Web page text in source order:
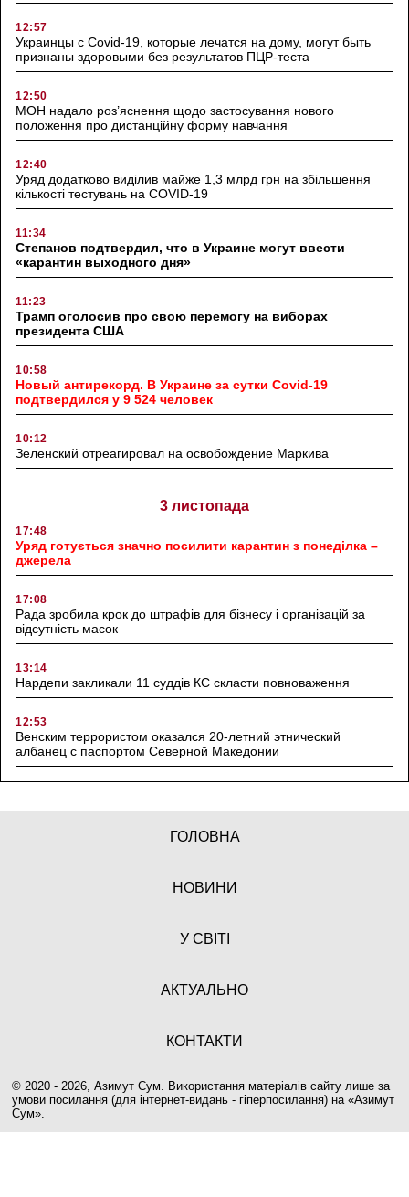
12:57
Украинцы с Covid-19, которые лечатся на дому, могут быть
признаны здоровыми без результатов ПЦР-теста
12:50
МОН надало роз’яснення щодо застосування нового
положення про дистанційну форму навчання
12:40
Уряд додатково виділив майже 1,3 млрд грн на збільшення
кількості тестувань на COVID-19
11:34
Степанов подтвердил, что в Украине могут ввести
«карантин выходного дня»
11:23
Трамп оголосив про свою перемогу на виборах
президента США
10:58
Новый антирекорд. В Украине за сутки Covid-19
подтвердился у 9 524 человек
10:12
Зеленский отреагировал на освобождение Маркива
3 листопада
17:48
Уряд готується значно посилити карантин з понеділка –
джерела
17:08
Рада зробила крок до штрафів для бізнесу і організацій за
відсутність масок
13:14
Нардепи закликали 11 суддів КС скласти повноваження
12:53
Венским террористом оказался 20-летний этнический
албанец с паспортом Северной Македонии
ГОЛОВНА
НОВИНИ
У СВІТІ
АКТУАЛЬНО
КОНТАКТИ
© 2020 - 2026, Азимут Сум. Використання матеріалів сайту лише за
умови посилання (для інтернет-видань - гіперпосилання) на «Азимут
Сум».